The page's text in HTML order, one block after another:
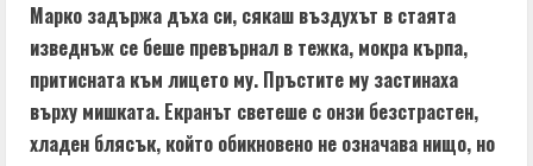
Марко задържа дъха си, сякаш въздухът в стаята
изведнъж се беше превърнал в тежка, мокра кърпа,
притисната към лицето му. Пръстите му застинаха
върху мишката. Екранът светеше с онзи безстрастен,
хладен блясък, който обикновено не означава нищо, но